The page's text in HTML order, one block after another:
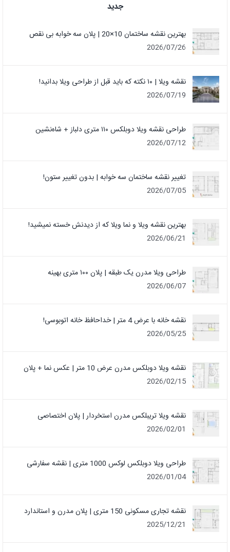
جدید
بهترین نقشه ساختمان 10×20 | پلان سه خوابه بی نقص
2026/07/26
نقشه ویلا | ۱۰ نکته که باید قبل از طراحی ویلا بدانید!
2026/07/19
طراحی نقشه ویلا دوبلکس ۱۱۰ متری دلباز + شاه‌نشین
2026/07/12
تغییر نقشه ساختمان سه خوابه | بدون تغییر ستون!
2026/07/05
بهترین نقشه ویلا و نما ویلا که از دیدنش خسته نمیشید!
2026/06/21
طراحی ویلا مدرن یک‌ طبقه | پلان ۱۰۰ متری بهینه
2026/06/07
نقشه خانه با عرض 4 متر | خداحافظ خانه‌ اتوبوسی!
2026/05/25
نقشه ویلا دوبلکس مدرن عرض 10 متر | عکس نما + پلان
2026/02/15
نقشه ویلا تریبلکس مدرن استخردار | پلان اختصاصی
2026/02/01
طراحی ویلا دوبلکس لوکس 1000 متری | نقشه سفارشی
2026/01/04
نقشه تجاری مسکونی 150 متری | پلان مدرن و استاندارد
2025/12/21